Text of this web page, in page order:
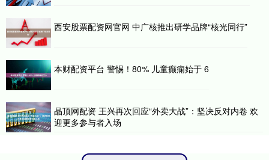
西安股票配资网官网 中广核推出研学品牌“核光同行”
本财配资平台 警惕！80% 儿童癫痫始于 6
晶顶网配资 王兴再次回应“外卖大战”：坚决反对内卷 欢
迎更多参与者入场